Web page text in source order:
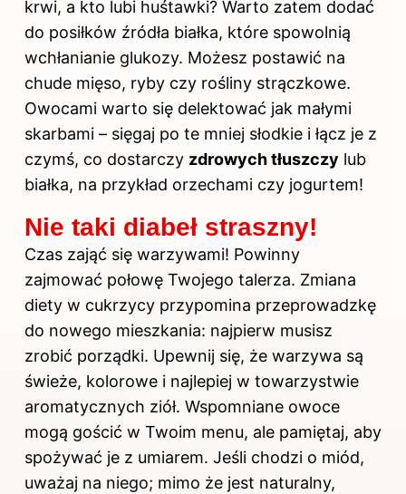
krwi, a kto lubi huśtawki? Warto zatem dodać
do posiłków źródła białka, które spowolnią
wchłanianie glukozy. Możesz postawić na
chude mięso, ryby czy rośliny strączkowe.
Owocami warto się delektować jak małymi
skarbami – sięgaj po te mniej słodkie i łącz je z
czymś, co dostarczy zdrowych tłuszczy lub
białka, na przykład orzechami czy jogurtem!
Nie taki diabeł straszny!
Czas zająć się warzywami! Powinny
zajmować połowę Twojego talerza. Zmiana
diety w cukrzycy przypomina przeprowadzkę
do nowego mieszkania: najpierw musisz
zrobić porządki. Upewnij się, że warzywa są
świeże, kolorowe i najlepiej w towarzystwie
aromatycznych ziół. Wspomniane owoce
mogą gościć w Twoim menu, ale pamiętaj, aby
spożywać je z umiarem. Jeśli chodzi o miód,
uważaj na niego; mimo że jest naturalny,